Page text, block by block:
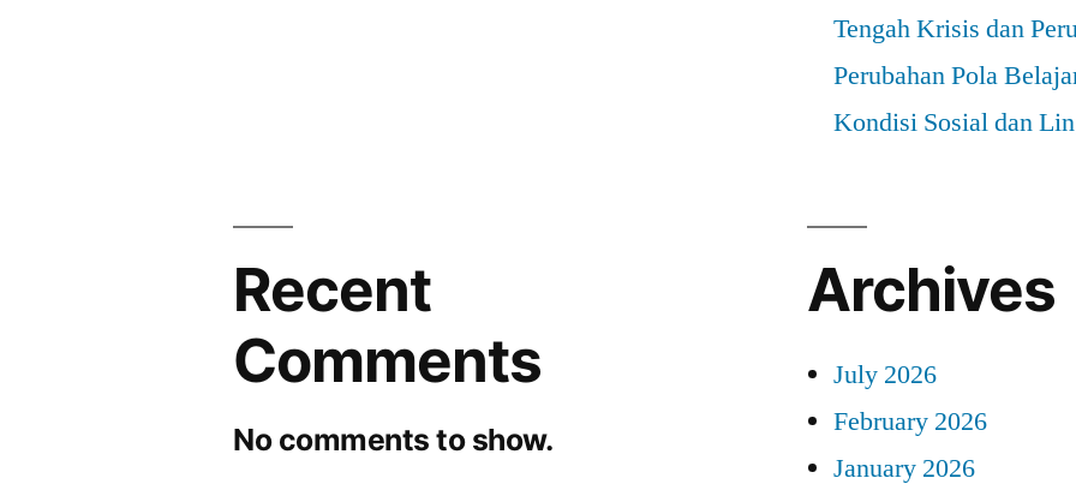
Tengah Krisis dan
Perubahan Pola
Kondisi Sosial dan
Recent
Comments
No comments to show.
Archives
July 2026
February 2026
January 2026